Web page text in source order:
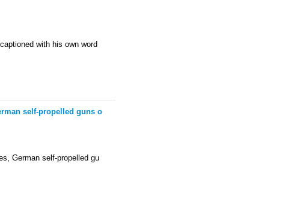
with his own word
self-propelled guns o
German self-propelled gu